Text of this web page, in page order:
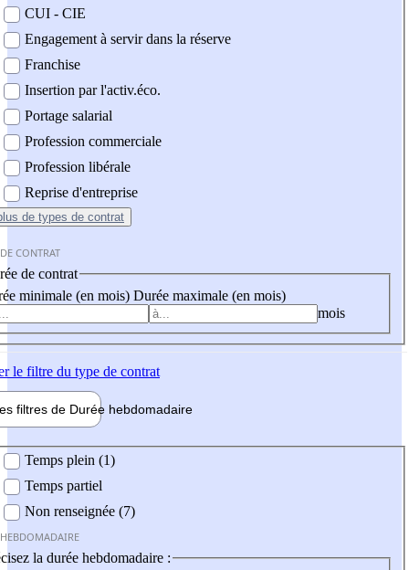
CUI - CIE
Engagement à servir dans la réserve
Franchise
Insertion par l'activ.éco.
Portage salarial
Profession commerciale
Profession libérale
Reprise d'entreprise
de types de contrat
CONTRAT
de contrat
minimale (en mois) Durée maximale (en mois)
mois
le filtre du type de contrat
filtres de Durée hebdomadaire
Temps plein (1)
Temps partiel
Non renseignée (7)
la durée hebdomadaire :